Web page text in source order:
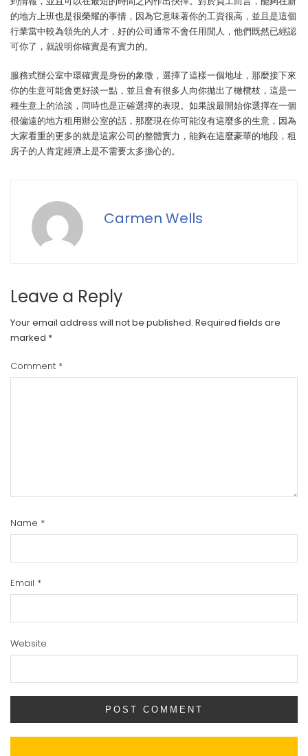
的地方上班也是很榮耀的事情，因為它意味著你的工資很高，並且是這個
行業當中較為領先的人才，好的公司通常不會任用閒人，他們既然已經認
可你了，就說明你確實是有實力的。
服務式辦公室中環確實是身份的象徵，選擇了這樣一個地址，那麼接下來
你的生意可能會更好談一點，並且會有很多人向你拋出了橄欖枝，這是一
種生意上的洽談，同時也是正確選擇的表現。如果說最開始你選擇在一個
很偏遠的地方租用辦公室的話，那麼現在你可能沒有這麼多的生意，因為
大家看重的更多的就是這家公司的整體實力，能夠在這麼豪華的地段，租
房子的人肯定經濟上是不需要太多擔心的。
Carmen Wells
Leave a Reply
Your email address will not be published. Required fields are
marked *
Comment *
Name *
Email *
Website